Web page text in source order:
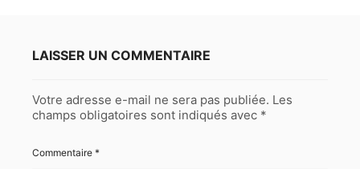
LAISSER UN COMMENTAIRE
Votre adresse e-mail ne sera pas publiée. Les
champs obligatoires sont indiqués avec *
Commentaire *